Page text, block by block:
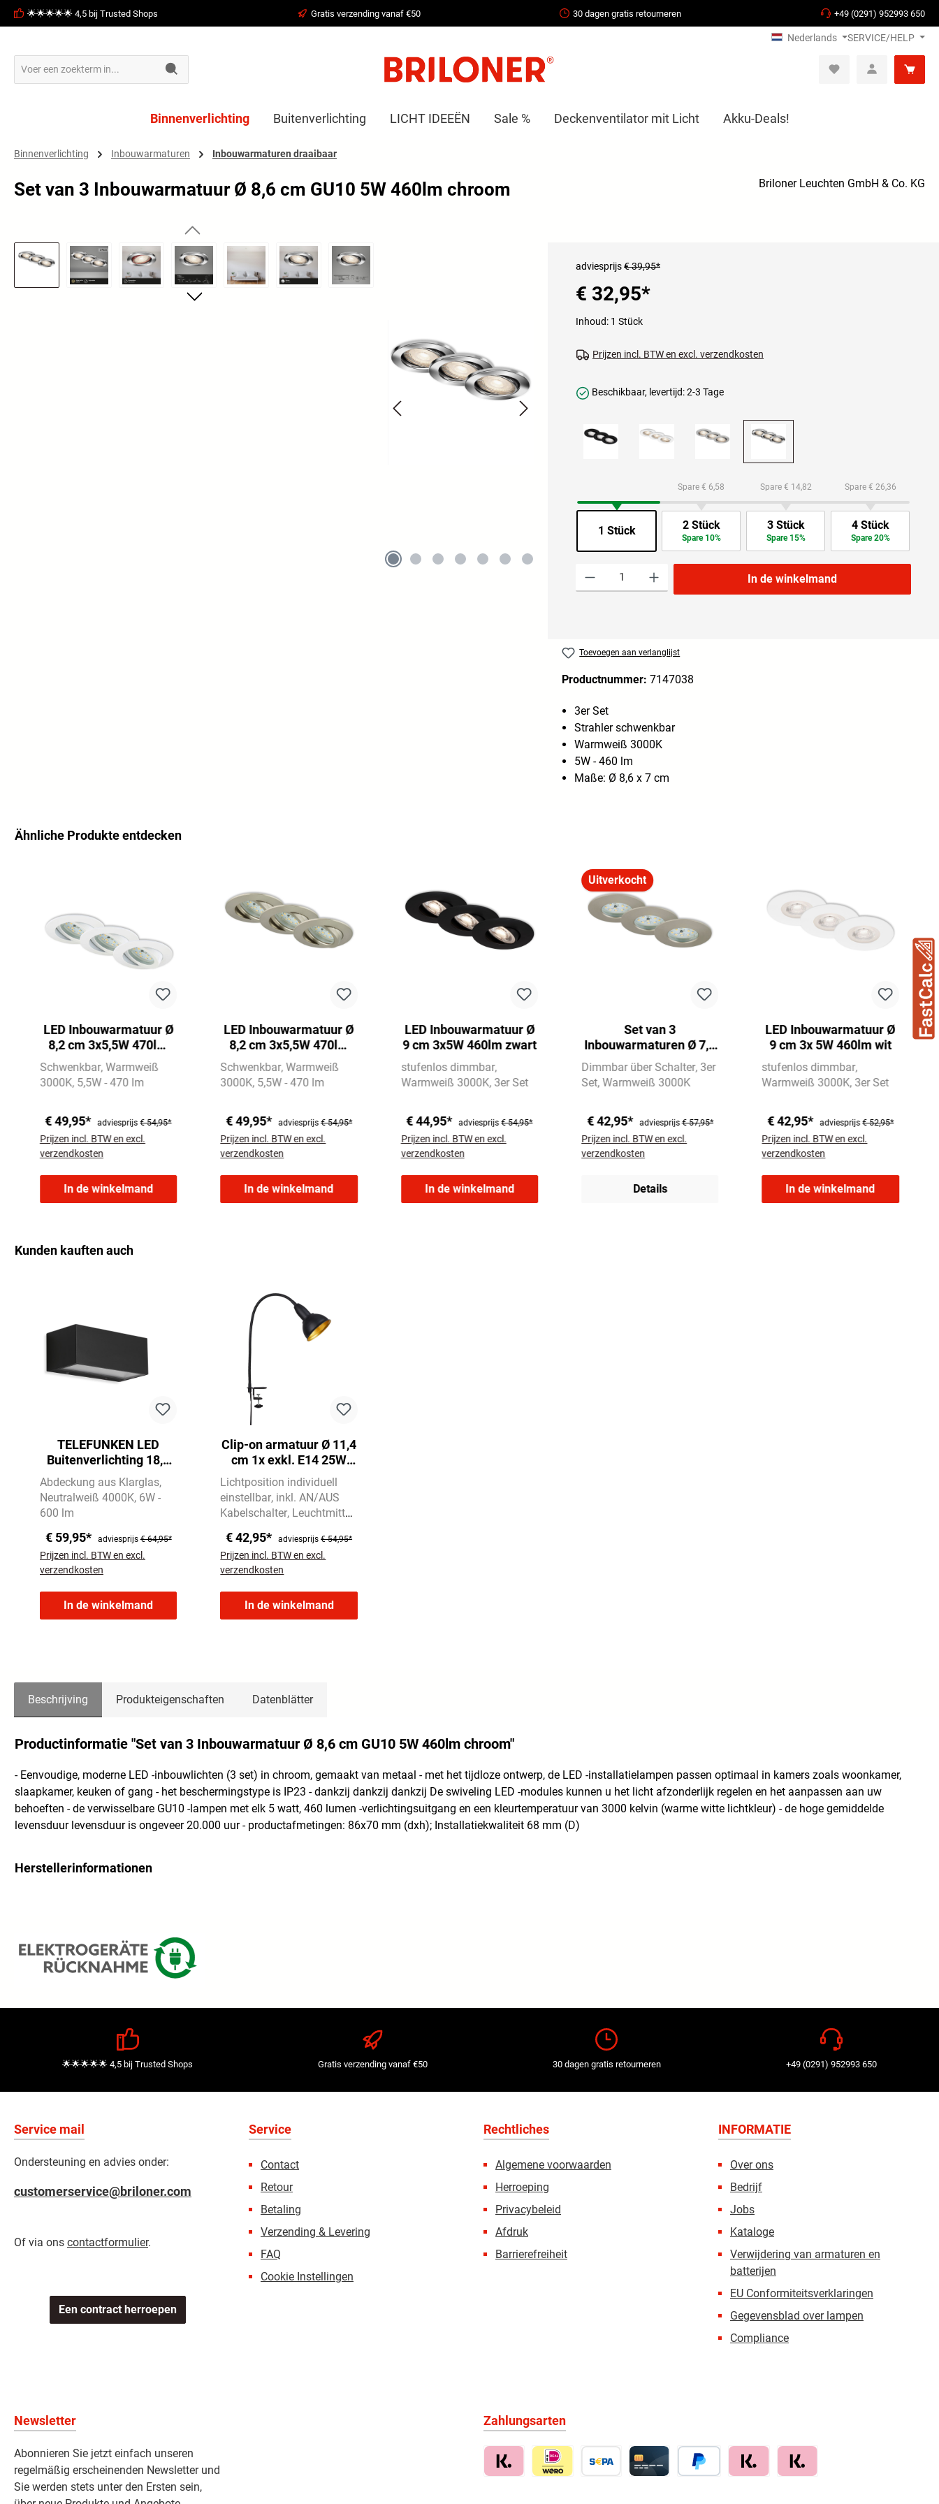
Ga naar de hoofdnavigatie
🌟🌟🌟🌟🌟 4,5 bij Trusted Shops Gratis verzending vanaf €50 30 dagen gratis retourneren +49 (0291) 952993 650
Nederlands SERVICE/HELP
Binnenverlichting Buitenverlichting LICHT IDEEËN Sale % Deckenventilator mit Licht Akku-Deals!
Binnenverlichting Inbouwarmaturen Inbouwarmaturen draaibaar
Set van 3 Inbouwarmatuur Ø 8,6 cm GU10 5W 460lm chroom Briloner Leuchten GmbH & Co. KG
Afbeeldingengalerij overslaan
adviesprijs€ 39,95*
€ 32,95*
Inhoud: 1 Stück
Prijzen incl. BTW en excl. verzendkosten
Beschikbaar, levertijd: 2-3 Tage
1 Stück
Spare € 6,58
2 Stück
Spare 10%
Spare € 14,82
3 Stück
Spare 15%
Spare € 26,36
4 Stück
Spare 20%
In de winkelmand
Toevoegen aan verlanglijst
Productnummer: 7147038
3er Set
Strahler schwenkbar
Warmweiß 3000K
5W - 460 lm
Maße: Ø 8,6 x 7 cm
Ähnliche Produkte entdecken
LED Inbouwarmatuur Ø
8,2 cm 3x5,5W 470lm
wit
Schwenkbar Warmweiß
3000K 5,5W - 470 lm
€ 49,95* adviesprijs€ 54,95*
Prijzen incl. BTW en excl.
verzendkosten
In de winkelmand
LED Inbouwarmatuur Ø
8,2 cm 3x5,5W 470lm
mat-nikkel
Schwenkbar Warmweiß
3000K 5,5W - 470 lm
€ 49,95* adviesprijs€ 54,95*
Prijzen incl. BTW en excl.
verzendkosten
In de winkelmand
LED Inbouwarmatuur Ø
9 cm 3x5W 460lm zwart
stufenlos dimmbar
Warmweiß 3000K 3er Set
€ 44,95* adviesprijs€ 54,95*
Prijzen incl. BTW en excl.
verzendkosten
In de winkelmand
Uitverkocht
Set van 3
Inbouwarmaturen Ø 7,5
cm LED 5,5W 470lm
mat-nikkel
Dimmbar über Schalter 3er
Set Warmweiß 3000K
€ 42,95* adviesprijs€ 57,95*
Prijzen incl. BTW en excl.
verzendkosten
Details
LED Inbouwarmatuur Ø
9 cm 3x 5W 460lm wit
stufenlos dimmbar
Warmweiß 3000K 3er Set
€ 42,95* adviesprijs€ 52,95*
Prijzen incl. BTW en excl.
verzendkosten
In de winkelmand
Kunden kauften auch
TELEFUNKEN LED
Buitenverlichting 18,5
cm 1x 6W 600lm zwart
Abdeckung aus Klarglas
Neutralweiß 4000K 6W -
600 lm
€ 59,95* adviesprijs€ 64,95*
Prijzen incl. BTW en excl.
verzendkosten
In de winkelmand
Clip-on armatuur Ø 11,4
cm 1x exkl. E14 25W
zwart
Lichtposition individuell
einstellbar inkl. AN/AUS
Kabelschalter Leuchtmittel
enthalten
€ 42,95* adviesprijs€ 54,95*
Prijzen incl. BTW en excl.
verzendkosten
In de winkelmand
Beschrijving Produkteigenschaften Datenblätter
Productinformatie "Set van 3 Inbouwarmatuur Ø 8,6 cm GU10 5W 460lm chroom"
- Eenvoudige, moderne LED -inbouwlichten (3 set) in chroom, gemaakt van metaal - met het tijdloze ontwerp, de LED -installatielampen passen optimaal in kamers zoals woonkamer,
slaapkamer, keuken of gang - het beschermingstype is IP23 - dankzij dankzij dankzij De swiveling LED -modules kunnen u het licht afzonderlijk regelen en het aanpassen aan uw
behoeften - de verwisselbare GU10 -lampen met elk 5 watt, 460 lumen -verlichtingsuitgang en een kleurtemperatuur van 3000 kelvin (warme witte lichtkleur) - de hoge gemiddelde
levensduur levensduur is ongeveer 20.000 uur - productafmetingen: 86x70 mm (dxh); Installatiekwaliteit 68 mm (D)
Herstellerinformationen
🌟🌟🌟🌟🌟 4,5 bij Trusted Shops Gratis verzending vanaf €50 30 dagen gratis retourneren +49 (0291) 952993 650
Service mail
Ondersteuning en advies onder:
customerservice@briloner.com
Of via ons contactformulier.
Een contract herroepen
Service
Contact
Retour
Betaling
Verzending & Levering
FAQ
Cookie Instellingen
Rechtliches
Algemene voorwaarden
Herroeping
Privacybeleid
Afdruk
Barrierefreiheit
INFORMATIE
Over ons
Bedrijf
Jobs
Kataloge
Verwijdering van armaturen en
batterijen
EU Conformiteitsverklaringen
Gegevensblad over lampen
Compliance
Newsletter
Abonnieren Sie jetzt einfach unseren
regelmäßig erscheinenden Newsletter und
Sie werden stets unter den Ersten sein,
Zahlungsarten